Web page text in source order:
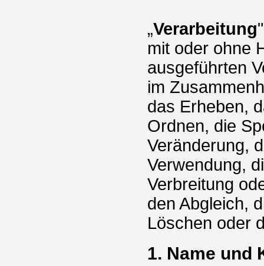
„Verarbeitung
mit oder ohne
ausgeführten
im
das Erheben,
Ordnen, die
Veränderung,
Verwendung,
Verbreitung
den Abgleich,
Löschen oder
1. Name und